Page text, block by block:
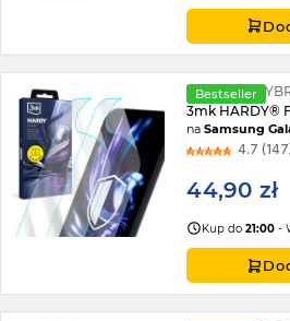
Bestseller
2X SZKŁO
3mk HARDY®
naSamsung
4.7
44,90 zł
Kup do21:00 -